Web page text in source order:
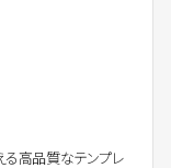
る高品質なテンプレ